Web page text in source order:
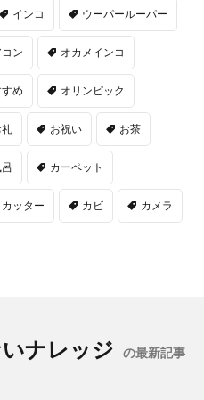
インコ ウーパールーパー
ン オカメインコ
め オリンピック
礼 お祝い お茶
カーペット
カッター カビ カメラ
ナレッジ の最新記事